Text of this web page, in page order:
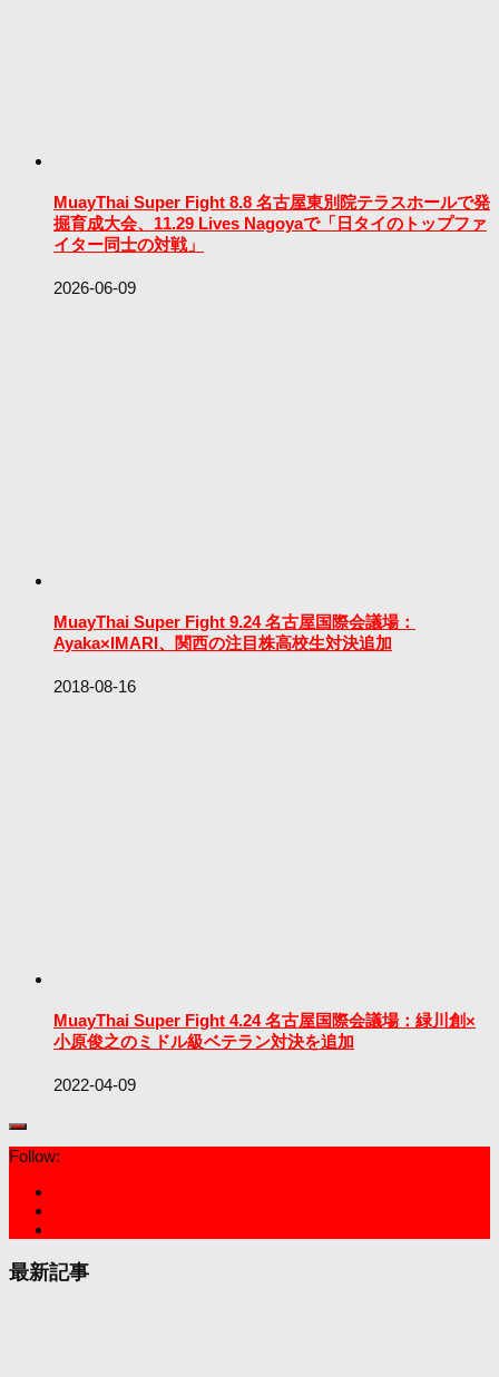
MuayThai Super Fight 8.8 名古屋東別院テラスホールで発
掘育成大会、11.29 Lives Nagoyaで「日タイのトップファ
イター同士の対戦」
2026-06-09
MuayThai Super Fight 9.24 名古屋国際会議場：
Ayaka×IMARI、関西の注目株高校生対決追加
2018-08-16
MuayThai Super Fight 4.24 名古屋国際会議場：緑川創×
小原俊之のミドル級ベテラン対決を追加
2022-04-09
Follow:
最新記事